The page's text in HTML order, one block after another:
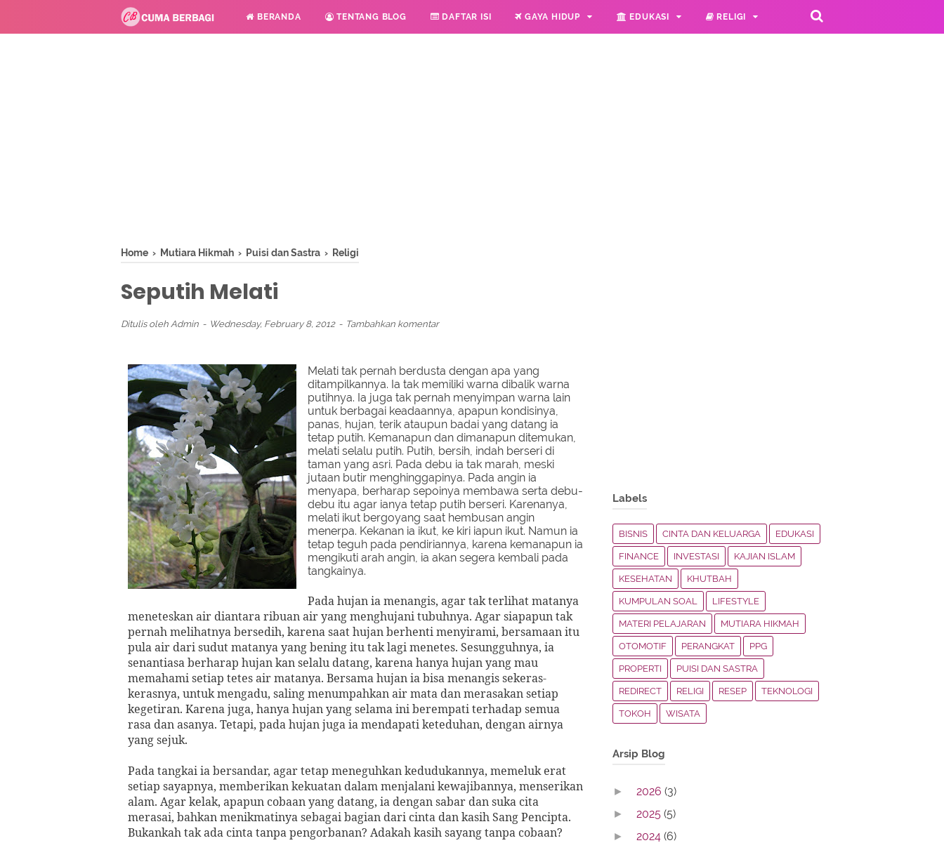
BERANDA TENTANG BLOG DAFTAR ISI GAYA HIDUP EDUKASI RELIGI
Home › Mutiara Hikmah › Puisi dan Sastra › Religi
Seputih Melati
Ditulis oleh Admin Wednesday, February 8, 2012 Tambahkan komentar
Melati tak pernah berdusta dengan apa yang
ditampilkannya. Ia tak memiliki warna dibalik warna
putihnya. Ia juga tak pernah menyimpan warna lain
untuk berbagai keadaannya, apapun kondisinya,
panas, hujan, terik ataupun badai yang datang ia
tetap putih. Kemanapun dan dimanapun ditemukan,
melati selalu putih. Putih, bersih, indah berseri di
taman yang asri. Pada debu ia tak marah, meski
jutaan butir menghinggapinya. Pada angin ia
menyapa, berharap sepoinya membawa serta debu-
debu itu agar ianya tetap putih berseri. Karenanya,
melati ikut bergoyang saat hembusan angin
menerpa. Kekanan ia ikut, ke kiri iapun ikut. Namun ia
tetap teguh pada pendiriannya, karena kemanapun ia
mengikuti arah angin, ia akan segera kembali pada
tangkainya.
Pada hujan ia menangis, agar tak terlihat matanya
meneteskan air diantara ribuan air yang menghujani tubuhnya. Agar siapapun tak
pernah melihatnya bersedih, karena saat hujan berhenti menyirami, bersamaan itu
pula air dari sudut matanya yang bening itu tak lagi menetes. Sesungguhnya, ia
senantiasa berharap hujan kan selalu datang, karena hanya hujan yang mau
memahami setiap tetes air matanya. Bersama hujan ia bisa menangis sekeras-
kerasnya, untuk mengadu, saling menumpahkan air mata dan merasakan setiap
kegetiran. Karena juga, hanya hujan yang selama ini berempati terhadap semua
rasa dan asanya. Tetapi, pada hujan juga ia mendapati keteduhan, dengan airnya
yang sejuk.
Pada tangkai ia bersandar, agar tetap meneguhkan kedudukannya, memeluk erat
setiap sayapnya, memberikan kekuatan dalam menjalani kewajibannya, menserikan
alam. Agar kelak, apapun cobaan yang datang, ia dengan sabar dan suka cita
merasai, bahkan menikmatinya sebagai bagian dari cinta dan kasih Sang Pencipta.
Bukankah tak ada cinta tanpa pengorbanan? Adakah kasih sayang tanpa cobaan?
Labels
BISNIS CINTA DAN KELUARGA EDUKASI
FINANCE INVESTASI KAJIAN ISLAM
KESEHATAN KHUTBAH
KUMPULAN SOAL LIFESTYLE
MATERI PELAJARAN MUTIARA HIKMAH
OTOMOTIF PERANGKAT PPG
PROPERTI PUISI DAN SASTRA
REDIRECT RELIGI RESEP TEKNOLOGI
TOKOH WISATA
Arsip Blog
► 2026 (3)
► 2025 (5)
► 2024 (6)